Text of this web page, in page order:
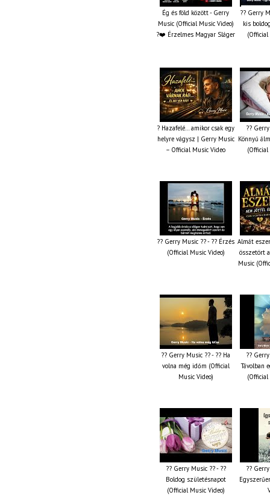
Ég és föld között - Gerry
Music (Official Music Video)
?❤️ Érzelmes Magyar Sláger
?? Gerry
kis
(Official
? Hazafelé… amikor csak egy
helyre vágysz | Gerry Music
– Official Music Video
??
Könnyű
(Official
?? Gerry Music ?? - ?? Érzés
(Official Music Video)
Almát
összetört
Music
?? Gerry Music ?? - ?? Ha
volna még időm (Official
Music Video)
??
Távolban
(Official
?? Gerry Music ?? - ??
Boldog születésnapot
(Official Music Video)
??